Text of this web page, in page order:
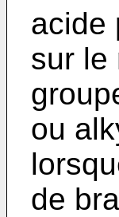
acide
sur le
ou
de